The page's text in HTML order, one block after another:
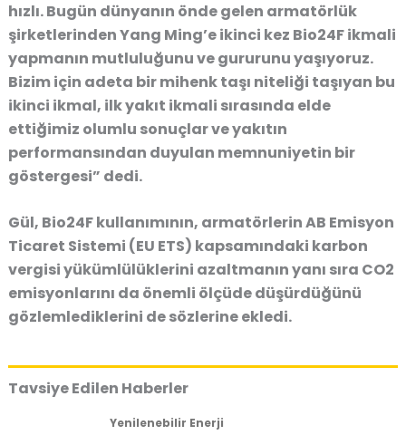
hızlı. Bugün dünyanın önde gelen armatörlük
şirketlerinden Yang Ming’e ikinci kez Bio24F ikmali
yapmanın mutluluğunu ve gururunu yaşıyoruz.
Bizim için adeta bir mihenk taşı niteliği taşıyan bu
ikinci ikmal, ilk yakıt ikmali sırasında elde
ettiğimiz olumlu sonuçlar ve yakıtın
performansından duyulan memnuniyetin bir
göstergesi” dedi.
Gül, Bio24F kullanımının, armatörlerin AB Emisyon
Ticaret Sistemi (EU ETS) kapsamındaki karbon
vergisi yükümlülüklerini azaltmanın yanı sıra CO2
emisyonlarını da önemli ölçüde düşürdüğünü
gözlemlediklerini de sözlerine ekledi.
Tavsiye Edilen Haberler
Yenilenebilir Enerji